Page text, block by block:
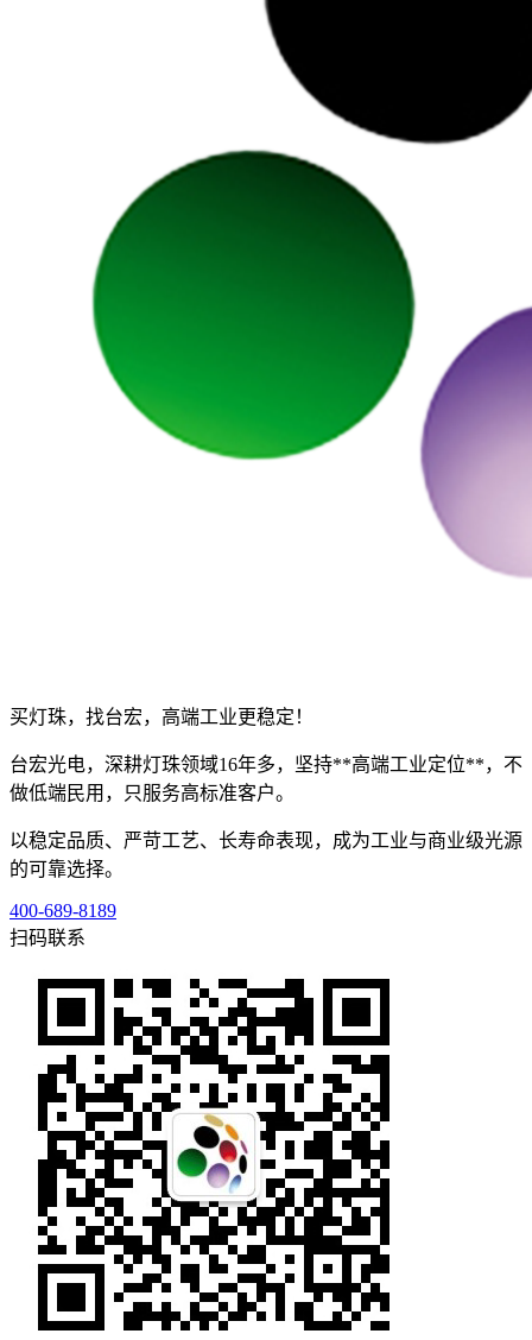
买灯珠，找台宏，高端工业更稳定！
台宏光电，深耕灯珠领域16年多，坚持**高端工业定位**，不
做低端民用，只服务高标准客户。
以稳定品质、严苛工艺、长寿命表现，成为工业与商业级光源
的可靠选择。
400-689-8189
扫码联系